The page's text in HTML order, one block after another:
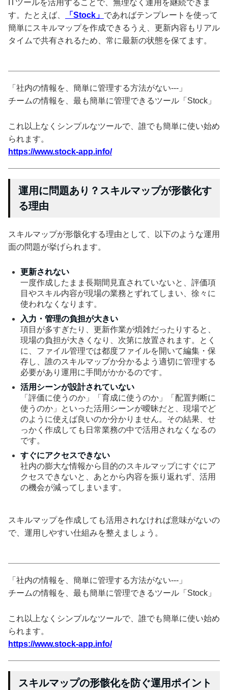
ITツールを活用することで、無理なく運用を継続できま
す。たとえば、
「Stock」 であればテンプレートを使って
簡単にスキルマップを作成できるうえ、更新内容もリアル
タイムで共有されるため、常に最新の状態を保てます。
「社内の情報を、簡単に管理する方法がない---」
チームの情報を、最も簡単に管理できるツール「Stock」
これ以上なくシンプルなツールで、誰でも簡単に使い始め
られます。
https://www.stock-app.info/
運用に問題あり？スキルマップが形骸化す
る理由
スキルマップが形骸化する理由として、以下のような運用
面の問題が挙げられます。
更新されない
一度作成したまま長期間見直されていないと、評価項
目やスキル内容が現場の業務とずれてしまい、徐々に
使われなくなります。
入力・管理の負担が大きい
項目が多すぎたり、更新作業が煩雑だったりすると、
現場の負担が大きくなり、次第に放置されます。とく
に、ファイル管理では都度ファイルを開いて編集・保
存し、誰のスキルマップか分かるよう適切に管理する
必要があり運用に手間がかかるのです。
活用シーンが設計されていない
「評価に使うのか」「育成に使うのか」「配置判断に
使うのか」といった活用シーンが曖昧だと、現場でど
のように使えば良いのか分かりません。その結果、せ
っかく作成しても日常業務の中で活用されなくなるの
です。
すぐにアクセスできない
社内の膨大な情報から目的のスキルマップにすぐにア
クセスできないと、あとから内容を振り返れず、活用
の機会が減ってしまいます。
スキルマップを作成しても活用されなければ意味がないの
で、運用しやすい仕組みを整えましょう。
「社内の情報を、簡単に管理する方法がない---」
チームの情報を、最も簡単に管理できるツール「Stock」
これ以上なくシンプルなツールで、誰でも簡単に使い始め
られます。
https://www.stock-app.info/
スキルマップの形骸化を防ぐ運用ポイント